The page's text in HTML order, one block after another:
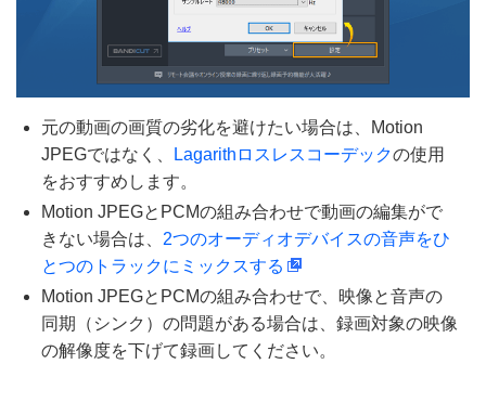
元の動画の画質の劣化を避けたい場合は、Motion
JPEGではなく、
Lagarithロスレスコーデックの使用
をおすすめします。
Motion JPEGとPCMの組み合わせで動画の編集がで
きない場合は、 2つのオーディオデバイスの音声をひ
とつのトラックにミックスする
Motion JPEGとPCMの組み合わせで、映像と音声の
同期（シンク）の問題がある場合は、録画対象の映像
の解像度を下げて録画してください。